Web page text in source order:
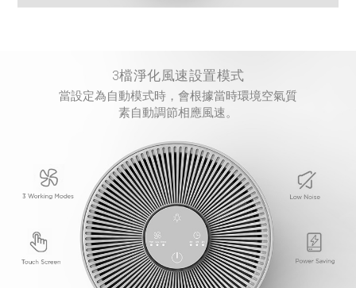
3檔淨化風速設置模式
當設定為自動模式時，會根據當時環境空氣質
素自動調節相應風速。